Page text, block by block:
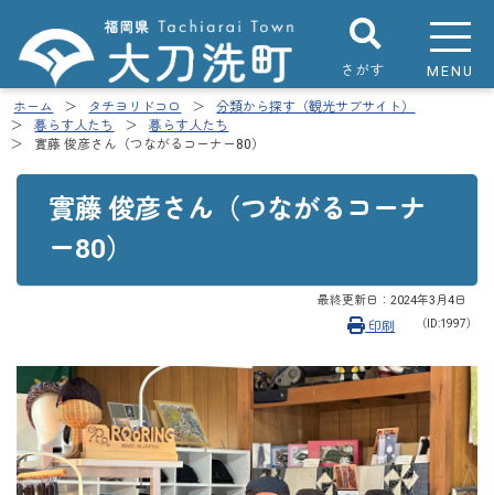
さがす MENU
ホーム タチヨリドコロ
分類から探す（観光サブサイト）
暮らす人たち
暮らす人たち
實藤 俊彦さん（つながるコーナー80）
實藤 俊彦さん（つながるコーナ
ー80）
最終更新日： 2024年3月4日
（ID:1997）
印刷